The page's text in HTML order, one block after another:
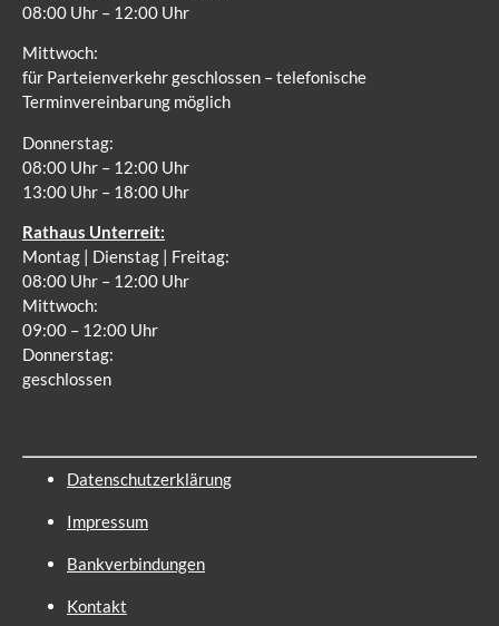
08:00 Uhr – 12:00 Uhr
Mittwoch:
für Parteienverkehr geschlossen – telefonische
Terminvereinbarung möglich
Donnerstag:
08:00 Uhr – 12:00 Uhr
13:00 Uhr – 18:00 Uhr
Rathaus Unterreit:
Montag | Dienstag | Freitag:
08:00 Uhr – 12:00 Uhr
Mittwoch:
09:00 – 12:00 Uhr
Donnerstag:
geschlossen
Datenschutzerklärung
Impressum
Bankverbindungen
Kontakt